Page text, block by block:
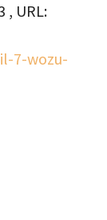
, URL:
7-wozu-